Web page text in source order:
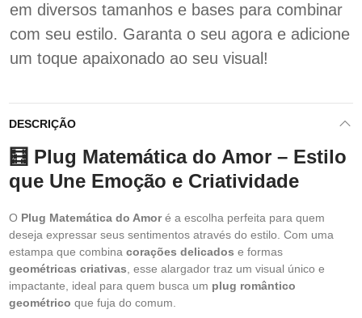
em diversos tamanhos e bases para combinar
com seu estilo. Garanta o seu agora e adicione
um toque apaixonado ao seu visual!
DESCRIÇÃO
🧮 Plug Matemática do Amor – Estilo
que Une Emoção e Criatividade
O Plug Matemática do Amoré a escolha perfeita para quem
deseja expressar seus sentimentos através do estilo. Com uma
estampa que combina corações delicados e formas
geométricas criativas , esse alargador traz um visual único e
impactante, ideal para quem busca um plug romântico
geométrico que fuja do comum.